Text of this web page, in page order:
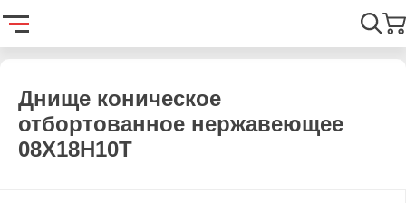
Найти
Главная
Днище коническое
отбортованное нержавеющее
08Х18Н10Т